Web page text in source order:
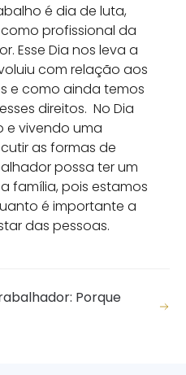
é dia de luta,
profissional da
Esse Dia nos leva a
com relação aos
e como ainda temos
direitos. No Dia
e vivendo uma
as formas de
possa ter um
família, pois estamos
é importante a
das pessoas.
Porque